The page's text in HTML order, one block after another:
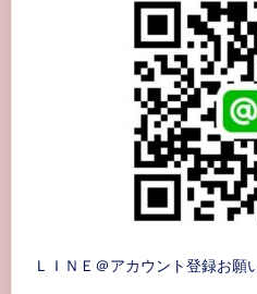
ＬＩＮＥ＠アカウント登録お願